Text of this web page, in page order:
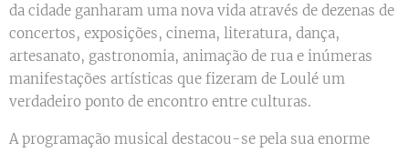
da cidade ganharam uma nova vida através de dezenas de
concertos, exposições, cinema, literatura, dança,
artesanato, gastronomia, animação de rua e inúmeras
manifestações artísticas que fizeram de Loulé um
verdadeiro ponto de encontro entre culturas.
A programação musical destacou-se pela sua enorme